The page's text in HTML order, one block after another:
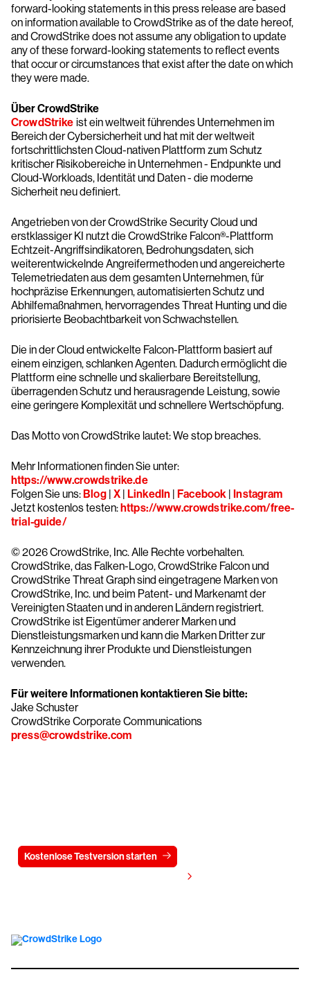
forward-looking statements in this press release are based
on information available to CrowdStrike as of the date hereof,
and CrowdStrike does not assume any obligation to update
any of these forward-looking statements to reflect events
that occur or circumstances that exist after the date on which
they were made.
Über CrowdStrike
CrowdStrike ist ein weltweit führendes Unternehmen im
Bereich der Cybersicherheit und hat mit der weltweit
fortschrittlichsten Cloud-nativen Plattform zum Schutz
kritischer Risikobereiche in Unternehmen - Endpunkte und
Cloud-Workloads, Identität und Daten - die moderne
Sicherheit neu definiert.
Angetrieben von der CrowdStrike Security Cloud und
erstklassiger KI nutzt die CrowdStrike Falcon®-Plattform
Echtzeit-Angriffsindikatoren, Bedrohungsdaten, sich
weiterentwickelnde Angreifermethoden und angereicherte
Telemetriedaten aus dem gesamten Unternehmen, für
hochpräzise Erkennungen, automatisierten Schutz und
Abhilfemaßnahmen, hervorragendes Threat Hunting und die
priorisierte Beobachtbarkeit von Schwachstellen.
Die in der Cloud entwickelte Falcon-Plattform basiert auf
einem einzigen, schlanken Agenten. Dadurch ermöglicht die
Plattform eine schnelle und skalierbare Bereitstellung,
überragenden Schutz und herausragende Leistung, sowie
eine geringere Komplexität und schnellere Wertschöpfung.
Das Motto von CrowdStrike lautet: We stop breaches.
Mehr Informationen finden Sie unter:
https://www.crowdstrike.de
Folgen Sie uns:Blog| X| LinkedIn |Facebook |Instagram
Jetzt kostenlos testen:https://www.crowdstrike.com/free-
trial-guide/
© 2026 CrowdStrike, Inc. Alle Rechte vorbehalten.
CrowdStrike, das Falken-Logo, CrowdStrike Falcon und
CrowdStrike Threat Graph sind eingetragene Marken von
CrowdStrike, Inc. und beim Patent- und Markenamt der
Vereinigten Staaten und in anderen Ländern registriert.
CrowdStrike ist Eigentümer anderer Marken und
Dienstleistungsmarken und kann die Marken Dritter zur
Kennzeichnung ihrer Produkte und Dienstleistungen
verwenden.
Für weitere Informationen kontaktieren Sie bitte:
Jake Schuster
CrowdStrike Corporate Communications
press@crowdstrike.com
Kostenlose Testversion starten